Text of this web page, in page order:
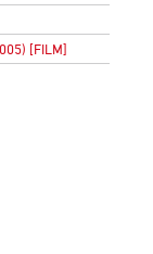
[FILM]